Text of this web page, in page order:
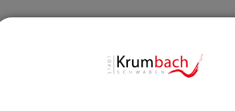
und Bestattungswesen